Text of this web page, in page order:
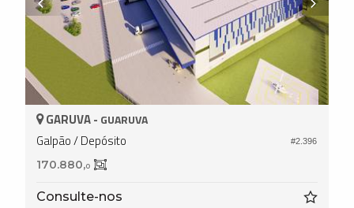
#2.396
GARUVA - GUARUVA
Galpão / Depósito
170.880,0
Consulte-nos